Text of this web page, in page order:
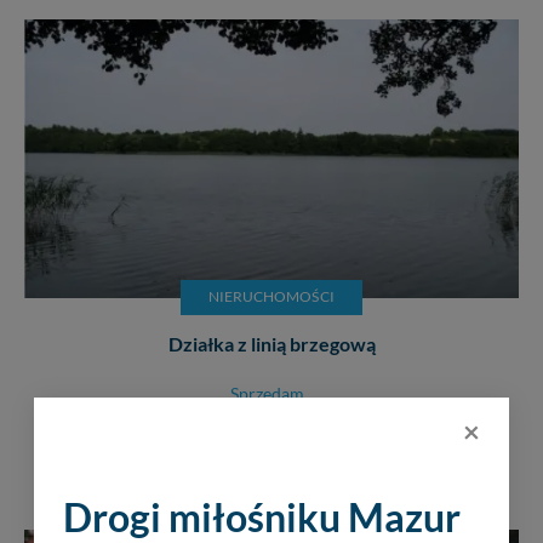
NIERUCHOMOŚCI
Działka z linią brzegową
Sprzedam
×
Drogi miłośniku Mazur